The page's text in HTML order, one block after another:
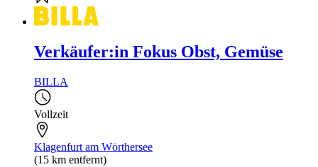
Verkäufer:in Fokus Obst, Gemüse
BILLA
Vollzeit
Klagenfurt am Wörthersee
(15 km entfernt)